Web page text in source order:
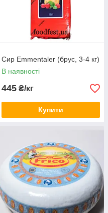
Сир Emmentaler (брус, 3-4 кг)
В наявності
445 ₴/кг
Купити